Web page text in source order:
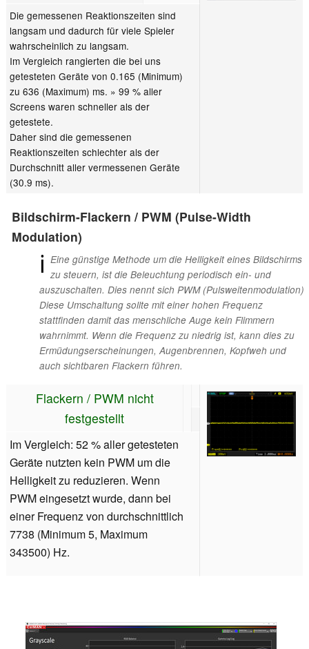
Die gemessenen Reaktionszeiten sind
langsam und dadurch für viele Spieler
wahrscheinlich zu langsam.
Im Vergleich rangierten die bei uns
getesteten Geräte von 0.165 (Minimum)
zu 636 (Maximum) ms. » 99 % aller
Screens waren schneller als der
getestete.
Daher sind die gemessenen
Reaktionszeiten schlechter als der
Durchschnitt aller vermessenen Geräte
(30.9 ms).
Bildschirm-Flackern / PWM (Pulse-Width
Modulation)
ℹ Eine günstige Methode um die Helligkeit eines Bildschirms
zu steuern, ist die Beleuchtung periodisch ein- und
auszuschalten. Dies nennt sich PWM (Pulsweitenmodulation)
Diese Umschaltung sollte mit einer hohen Frequenz
stattfinden damit das menschliche Auge kein Flimmern
wahrnimmt. Wenn die Frequenz zu niedrig ist, kann dies zu
Ermüdungserscheinungen, Augenbrennen, Kopfweh und
auch sichtbaren Flackern führen.
Flackern / PWM nicht
festgestellt
Im Vergleich: 52 % aller getesteten
Geräte nutzten kein PWM um die
Helligkeit zu reduzieren. Wenn
PWM eingesetzt wurde, dann bei
einer Frequenz von durchschnittlich
7738 (Minimum 5, Maximum
343500) Hz.